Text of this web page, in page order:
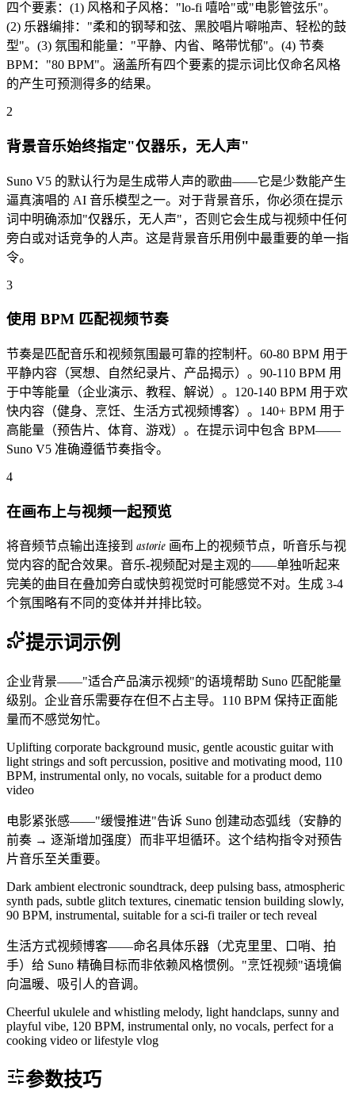
四个要素：(1) 风格和子风格："lo-fi 嘻哈"或"电影管弦乐"。
(2) 乐器编排："柔和的钢琴和弦、黑胶唱片噼啪声、轻松的鼓
型"。(3) 氛围和能量："平静、内省、略带忧郁"。(4) 节奏
BPM："80 BPM"。涵盖所有四个要素的提示词比仅命名风格
的产生可预测得多的结果。
2
背景音乐始终指定"仅器乐，无人声"
Suno V5 的默认行为是生成带人声的歌曲——它是少数能产生
逼真演唱的 AI 音乐模型之一。对于背景音乐，你必须在提示
词中明确添加"仅器乐，无人声"，否则它会生成与视频中任何
旁白或对话竞争的人声。这是背景音乐用例中最重要的单一指
令。
3
使用 BPM 匹配视频节奏
节奏是匹配音乐和视频氛围最可靠的控制杆。60-80 BPM 用于
平静内容（冥想、自然纪录片、产品揭示）。90-110 BPM 用
于中等能量（企业演示、教程、解说）。120-140 BPM 用于欢
快内容（健身、烹饪、生活方式视频博客）。140+ BPM 用于
高能量（预告片、体育、游戏）。在提示词中包含 BPM——
Suno V5 准确遵循节奏指令。
4
在画布上与视频一起预览
将音频节点输出连接到 astorie 画布上的视频节点，听音乐与视
觉内容的配合效果。音乐-视频配对是主观的——单独听起来
完美的曲目在叠加旁白或快剪视觉时可能感觉不对。生成 3-4
个氛围略有不同的变体并并排比较。
提示词示例
企业背景——"适合产品演示视频"的语境帮助 Suno 匹配能量
级别。企业音乐需要存在但不占主导。110 BPM 保持正面能
量而不感觉匆忙。
Uplifting corporate background music, gentle acoustic guitar with
light strings and soft percussion, positive and motivating mood, 110
BPM, instrumental only, no vocals, suitable for a product demo
video
电影紧张感——"缓慢推进"告诉 Suno 创建动态弧线（安静的
前奏 → 逐渐增加强度）而非平坦循环。这个结构指令对预告
片音乐至关重要。
Dark ambient electronic soundtrack, deep pulsing bass, atmospheric
synth pads, subtle glitch textures, cinematic tension building slowly,
90 BPM, instrumental, suitable for a sci-fi trailer or tech reveal
生活方式视频博客——命名具体乐器（尤克里里、口哨、拍
手）给 Suno 精确目标而非依赖风格惯例。"烹饪视频"语境偏
向温暖、吸引人的音调。
Cheerful ukulele and whistling melody, light handclaps, sunny and
playful vibe, 120 BPM, instrumental only, no vocals, perfect for a
cooking video or lifestyle vlog
参数技巧